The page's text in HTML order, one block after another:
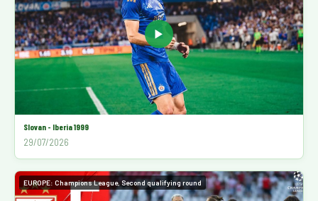
▶
Slovan - Iberia 1999
29/07/2026
EUROPE: Champions League, Second qualifying round